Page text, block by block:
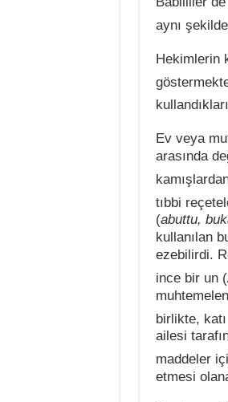
aynı
Hekimlerin
Ev veya
arasında
tıbbi
(abuttu,
kullanılan
ezebilirdi.
ince bir un (
birlikte,
ailesi
maddeler
etmesi